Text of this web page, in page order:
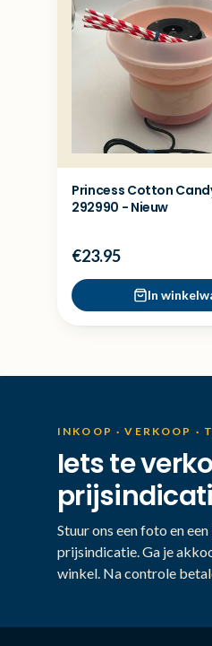
Princess Cotton
292990 - Nieuw
€23.95
In
INKOOP · VERKOOP ·
Iets te
Stuur ons een foto en
prijsindicatie. Ga je
winkel. Na controle